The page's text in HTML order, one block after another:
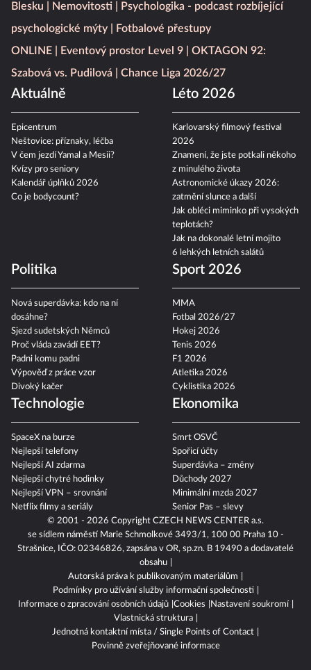
Blesku
Nemovitosti
Psychologika - podcast rozbíjející
psychologické mýty
Fotbalové přestupy
ONLINE
Eventový prostor Level 9
OKTAGON 92:
Szabová vs. Pudilová
Chance Liga 2026/27
Aktuálně
Epicentrum
Neštovice: příznaky, léčba
V čem jezdí Yamal a Mesii?
Kvízy pro seniory
Kalendář úplňků 2026
Co je bodycount?
Léto 2026
Karlovarský filmový festival
2026
Znamení, že jste potkali někoho
z minulého života
Astronomické úkazy 2026:
zatmění slunce a další
Jak obléci miminko při vysokých
teplotách?
Jak na dokonalé letní mojito
6 lehkých letních salátů
Politika
Nová superdávka: kdo na ní
dosáhne?
Sjezd sudetských Němců
Proč vláda zavádí EET?
Padni komu padni
Výpověď z práce vzor
Divoký kačer
Sport 2026
MMA
Fotbal 2026/27
Hokej 2026
Tenis 2026
F1 2026
Atletika 2026
Cyklistika 2026
Technologie
SpaceX na burze
Nejlepší telefony
Nejlepší AI zdarma
Nejlepší chytré hodinky
Nejlepší VPN – srovnání
Netflix filmy a seriály
Ekonomika
Smrt OSVČ
Spořicí účty
Superdávka – změny
Důchody 2027
Minimální mzda 2027
Senior Pas – slevy
© 2001 - 2026 Copyright CZECH NEWS CENTER a.s.
se sídlem náměstí Marie Schmolkové 3493/1, 100 00 Praha 10 -
Strašnice, IČO: 02346826, zapsána v OR, sp.zn. B 19490 a dodavatelé
obsahu
Autorská práva k publikovaným materiálům
Podmínky pro užívání služby informační společnosti
Informace o zpracování osobních údajů Cookies
Nastavení soukromí
Vlastnická struktura
Jednotná kontaktní místa / Single Points of Contact
Povinně zveřejňované informace